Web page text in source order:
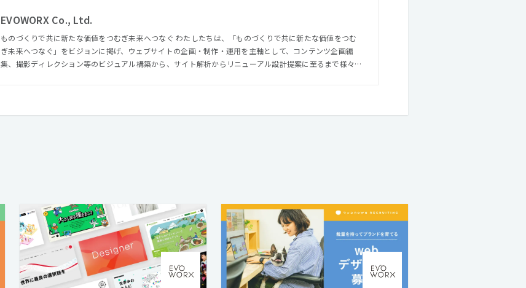
EVOWORX Co., Ltd.
ものづくりで共に新たな価値をつむぎ未来へつなぐ わたしたちは、「ものづくりで共に新たな価値をつむ
ぎ未来へつなぐ」をビジョンに掲げ、ウェブサイトの企画・制作・運用を主軸として、コンテンツ企画編
集、撮影ディレクション等のビジュアル構築から、サイト解析からリニューアル設計提案に至るまで様々な
体制を整えています。 クリエイティブでコミュニケーションの進化をデザインする。それがエヴォワーク